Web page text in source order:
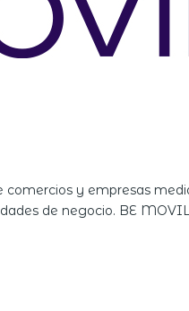
y empresas
de negocio. BE